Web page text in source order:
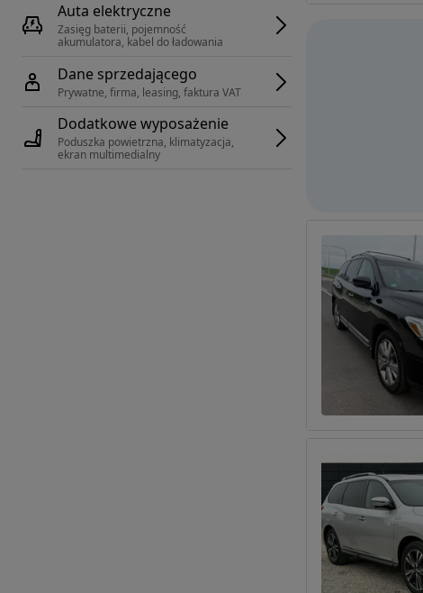
Auta elektryczne
Zasięg baterii, pojemność
akumulatora, kabel do ładowania
Dane sprzedającego
Prywatne, firma, leasing, faktura VAT
Dodatkowe wyposażenie
Poduszka powietrzna, klimatyzacja,
ekran multimedialny